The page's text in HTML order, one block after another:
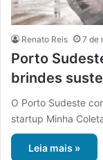
Renato Reis 7 de
Porto
brindes
O Porto Sudeste
startup Minha
Leia mais »